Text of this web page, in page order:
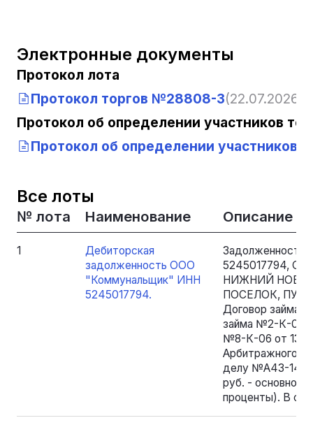
Электронные документы
Протокол лота
Протокол торгов №28808-3(22.07.2026,
Протокол об определении участников
Протокол об определении участников
Все лоты
№ лота Наименование Описание
1
Дебиторская
задолженность ООО
"Коммунальщик" ИНН
5245017794.
5245017794,
НИЖНИЙ
ПОСЕЛОК,
Договор займа
займа №2-К-05
№8-К-06 от
Арбитражного
делу №А43-1414/
руб. - основной
проценты). В